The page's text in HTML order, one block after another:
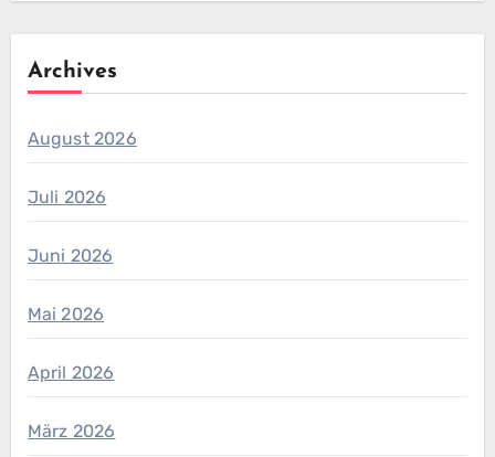
Archives
August 2026
Juli 2026
Juni 2026
Mai 2026
April 2026
März 2026